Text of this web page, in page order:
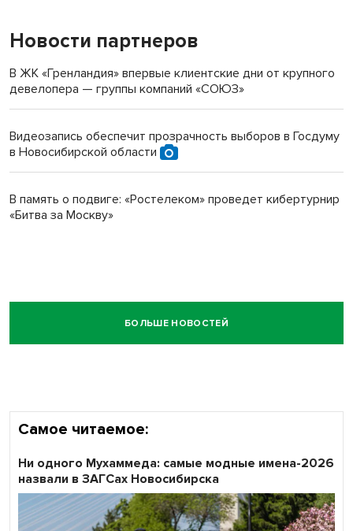
Новости партнеров
В ЖК «Гренландия» впервые клиентские дни от крупного
девелопера — группы компаний «СОЮЗ»
Видеозапись обеспечит прозрачность выборов в Госдуму
в Новосибирской области
В память о подвиге: «Ростелеком» проведет кибертурнир
«Битва за Москву»
БОЛЬШЕ НОВОСТЕЙ
Самое читаемое:
Ни одного Мухаммеда: самые модные имена-2026
назвали в ЗАГСах Новосибирска